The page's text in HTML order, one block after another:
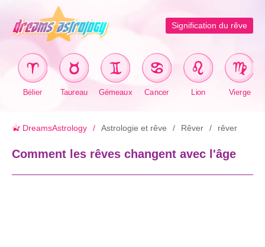
Signification du rêve
Bélier Taureau Gémeaux Cancer Lion Vierge
DreamsAstrology Astrologie et rêve Rêver rêver
Comment les rêves changent avec l'âge